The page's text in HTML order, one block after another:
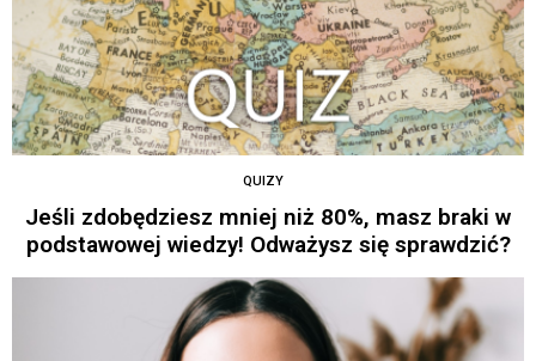
QUIZY
Jeśli zdobędziesz mniej niż 80%, masz braki w
podstawowej wiedzy! Odważysz się sprawdzić?